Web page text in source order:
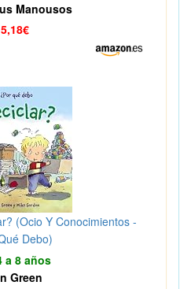
Manousos
5,18€
(Ocio Y Conocimientos -
Debo)
a 8 años
Green